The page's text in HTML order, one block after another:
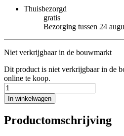
Thuisbezorgd
gratis
Bezorging tussen 24
Niet verkrijgbaar in de bouwmarkt
Dit product is niet verkrijgbaar in de
online te koop.
In winkelwagen
Productomschrijving